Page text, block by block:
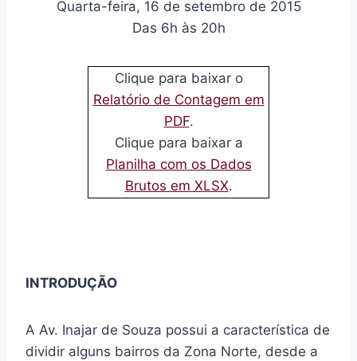
Quarta-feira, 16 de setembro de 2015
Das 6h às 20h
Clique para baixar o
Relatório de Contagem em
PDF.
Clique para baixar a
Planilha com os Dados
Brutos em XLSX.
INTRODUÇÃO
A Av. Inajar de Souza possui a característica de
dividir alguns bairros da Zona Norte, desde a